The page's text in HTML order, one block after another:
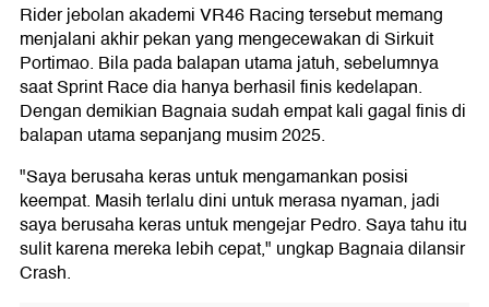
Rider jebolan akademi VR46 Racing tersebut memang
menjalani akhir pekan yang mengecewakan di Sirkuit
Portimao. Bila pada balapan utama jatuh, sebelumnya
saat Sprint Race dia hanya berhasil finis kedelapan.
Dengan demikian Bagnaia sudah empat kali gagal finis di
balapan utama sepanjang musim 2025.
"Saya berusaha keras untuk mengamankan posisi
keempat. Masih terlalu dini untuk merasa nyaman, jadi
saya berusaha keras untuk mengejar Pedro. Saya tahu itu
sulit karena mereka lebih cepat," ungkap Bagnaia dilansir
Crash.